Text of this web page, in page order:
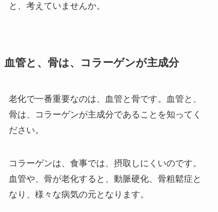
と、考えていませんか。
血管と、骨は、コラーゲンが主成分
老化で一番重要なのは、血管と骨です。血管と、
骨は、コラーゲンが主成分であることを知ってく
ださい。
コラーゲンは、食事では、摂取しにくいのです。
血管や、骨が老化すると、動脈硬化、骨粗鬆症と
なり、様々な病気の元となります。